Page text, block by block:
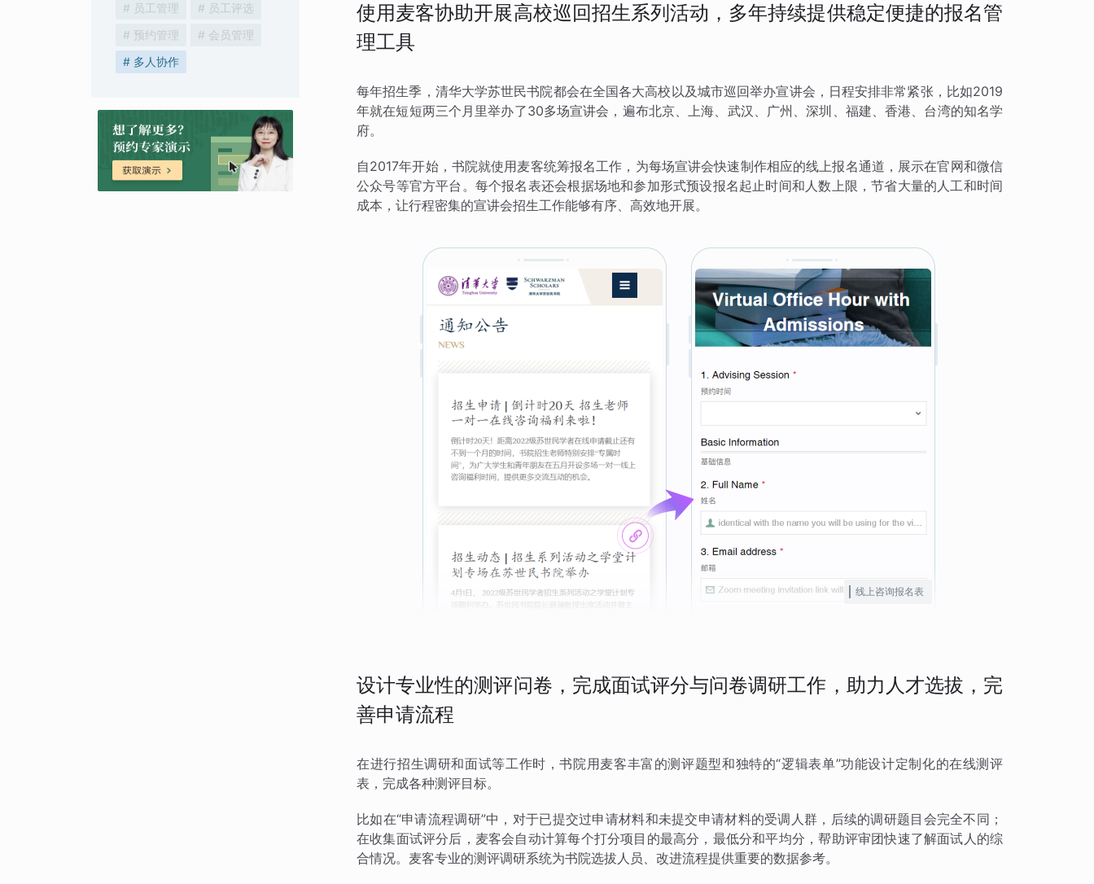
# 员工管理
# 员工评选
# 预约管理
# 会员管理
# 多人协作
使用麦客协助开展高校巡回招生系列活动，多年持续提供稳定便捷的报名管
理工具
每年招生季，清华大学苏世民书院都会在全国各大高校以及城市巡回举办宣讲会，日程安排非常紧张，比如2019
年就在短短两三个月里举办了30多场宣讲会，遍布北京、上海、武汉、广州、深圳、福建、香港、台湾的知名学
府。
自2017年开始，书院就使用麦客统筹报名工作，为每场宣讲会快速制作相应的线上报名通道，展示在官网和微信
公众号等官方平台。每个报名表还会根据场地和参加形式预设报名起止时间和人数上限，节省大量的人工和时间
成本，让行程密集的宣讲会招生工作能够有序、高效地开展。
线上咨询报名表
设计专业性的测评问卷，完成面试评分与问卷调研工作，助力人才选拔，完
善申请流程
在进行招生调研和面试等工作时，书院用麦客丰富的测评题型和独特的“逻辑表单”功能设计定制化的在线测评
表，完成各种测评目标。
比如在“申请流程调研”中，对于已提交过申请材料和未提交申请材料的受调人群，后续的调研题目会完全不同；
在收集面试评分后，麦客会自动计算每个打分项目的最高分，最低分和平均分，帮助评审团快速了解面试人的综
合情况。麦客专业的测评调研系统为书院选拔人员、改进流程提供重要的数据参考。